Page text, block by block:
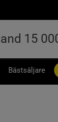
Bästsäljare